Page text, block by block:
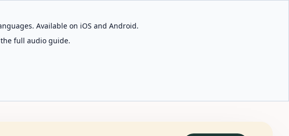
Available on iOS and Android.
full audio guide.